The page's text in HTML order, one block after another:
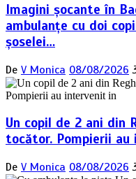
Imagini șocante în
ambulanțe cu doi
șoselei…
De V Monica 08/08/2026
Un copil de 2 ani din
tocător. Pompierii
De V Monica 08/08/2026